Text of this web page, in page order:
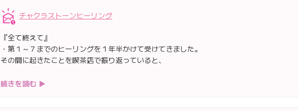
チャクラストーンヒーリング
『全て終えて』
・第１～７までのヒーリングを１年半かけて受けてきました。
その間に起きたことを喫茶店で振り返っていると、
続きを読む ▶